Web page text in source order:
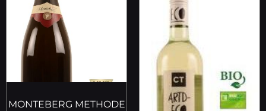
MONTEBERG METHODE